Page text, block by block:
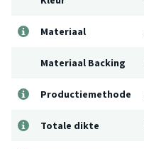
Materiaal
Materiaal Backing
Productiemethode
Totale dikte